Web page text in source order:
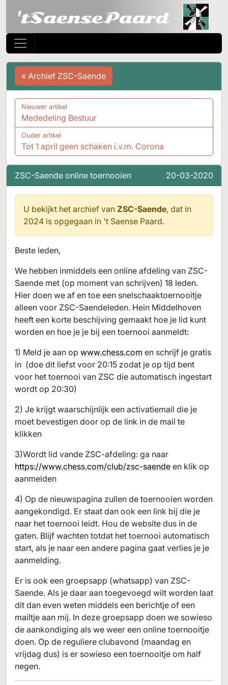
ZSC-Saende online toernooien 20-03-2020
U bekijkt het archief van ZSC-Saende, dat in
2024 is opgegaan in 't Saense Paard.
Beste leden,
We hebben inmiddels een online afdeling van ZSC-
Saende met (op moment van schrijven) 18 leden.
Hier doen we af en toe een snelschaaktoernooitje
alleen voor ZSC-Saendeleden. Hein Middelhoven
heeft een korte beschijving gemaakt hoe je lid kunt
worden en hoe je je bij een toernooi aanmeldt:
1) Meld je aan op www.chess.com en schrijf je gratis
in (doe dit liefst voor 20:15 zodat je op tijd bent
voor het toernooi van ZSC die automatisch ingestart
wordt op 20:30)
2) Je krijgt waarschijnlijk een activatiemail die je
moet bevestigen door op de link in de mail te
klikken
3)Wordt lid vande ZSC-afdeling: ga naar
https://www.chess.com/club/zsc-saende en klik op
aanmelden
4) Op de nieuwspagina zullen de toernooien worden
aangekondigd. Er staat dan ook een link bij die je
naar het toernooi leidt. Hou de website dus in de
gaten. Blijf wachten totdat het toernooi automatisch
start, als je naar een andere pagina gaat verlies je je
aanmelding.
Er is ook een groepsapp (whatsapp) van ZSC-
Saende. Als je daar aan toegevoegd wilt worden laat
dit dan even weten middels een berichtje of een
mailtje aan mij. In deze groepsapp doen we sowieso
de aankondiging als we weer een online toernooitje
doen. Op de reguliere clubavond (maandag en
vrijdag dus) is er sowieso een toernooitje om half
negen.
« Archief ZSC-Saende
Nieuwer artikel
Mededeling Bestuur
Ouder artikel
Tot 1 april geen schaken i.v.m. Corona